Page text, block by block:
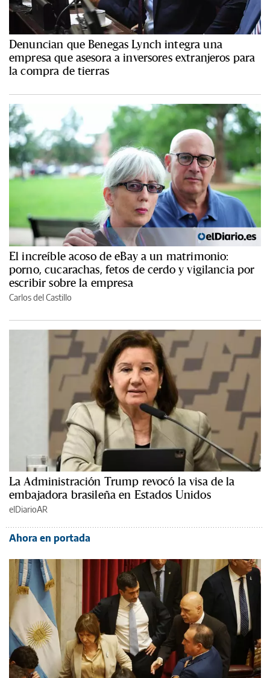
Denuncian que Benegas Lynch integra una
empresa que asesora a inversores extranjeros para
la compra de tierras
El increíble acoso de eBay a un matrimonio:
porno, cucarachas, fetos de cerdo y vigilancia por
escribir sobre la empresa
Carlos del Castillo
La Administración Trump revocó la visa de la
embajadora brasileña en Estados Unidos
elDiarioAR
Ahora en portada